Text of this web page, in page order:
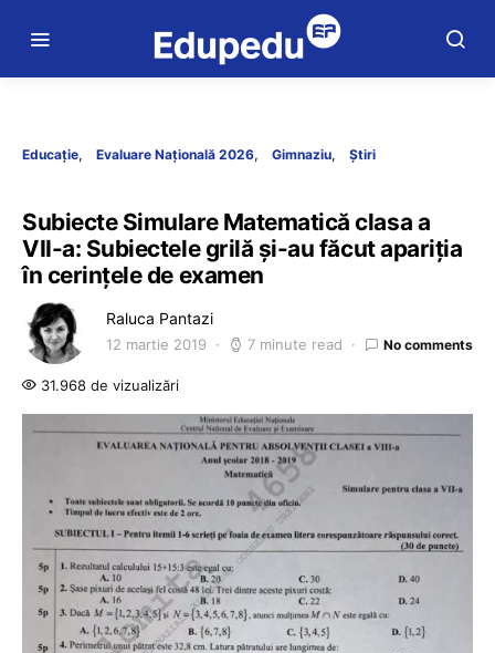
Educație Evaluare Națională 2026 Gimnaziu Știri
Subiecte Simulare Matematică clasa a
VII-a: Subiectele grilă și-au făcut apariția
în cerințele de examen
Raluca Pantazi
12 martie 2019 7 minute read No comments
31.968 de vizualizări